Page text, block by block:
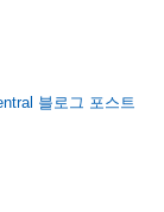
블로그 포스트